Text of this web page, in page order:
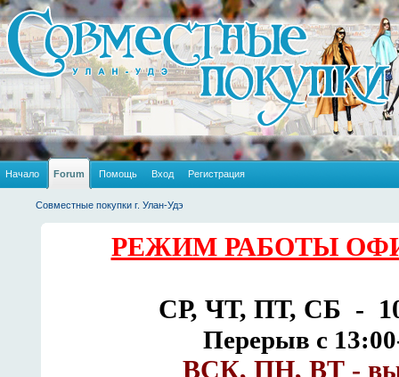
Начало Forum Помощь Вход Регистрация
Совместные покупки г. Улан-Удэ
РЕЖИМ РАБОТЫ
СР, ЧТ, ПТ, СБ -
Перерыв с
ВСК, ПН, ВТ -